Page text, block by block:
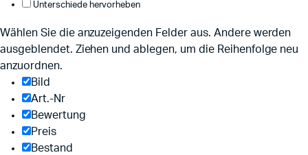
Unterschiede hervorheben
Wählen Sie die anzuzeigenden Felder aus. Andere werden
ausgeblendet. Ziehen und ablegen, um die Reihenfolge neu
anzuordnen.
Bild
Art.-Nr
Bewertung
Preis
Bestand